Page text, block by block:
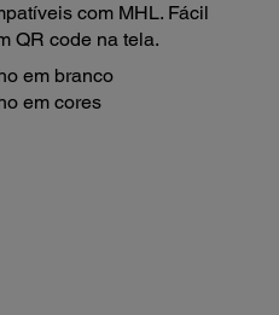
com MHL. Fácil
QR code na tela.
em branco
em cores